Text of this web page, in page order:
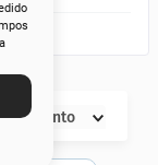
Descuento